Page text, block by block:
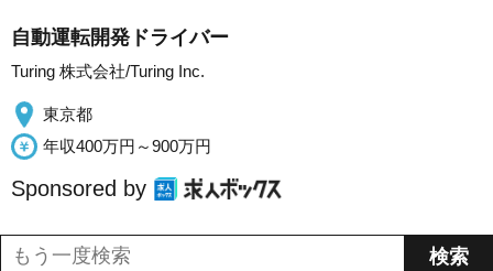
自動運転開発ドライバー
Turing 株式会社/Turing Inc.
東京都
年収400万円～900万円
Sponsored by